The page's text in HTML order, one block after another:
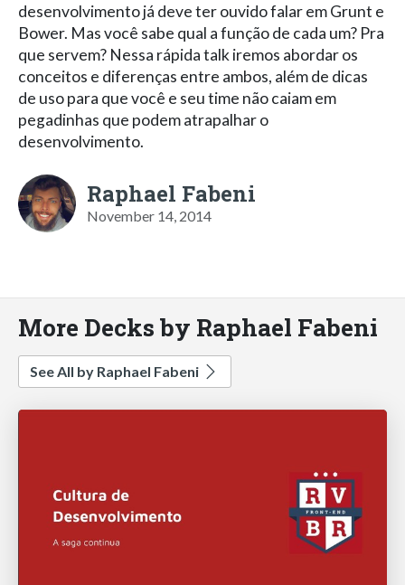
desenvolvimento já deve ter ouvido falar em Grunt e
Bower. Mas você sabe qual a função de cada um? Pra
que servem? Nessa rápida talk iremos abordar os
conceitos e diferenças entre ambos, além de dicas
de uso para que você e seu time não caiam em
pegadinhas que podem atrapalhar o
desenvolvimento.
Raphael Fabeni
November 14, 2014
More Decks by Raphael Fabeni
See All by Raphael Fabeni